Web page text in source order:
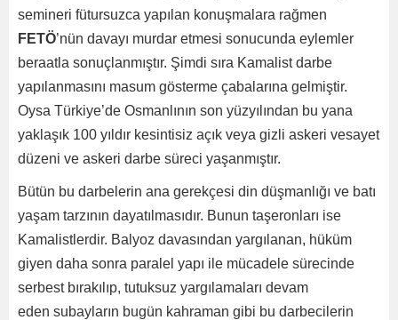
semineri fütursuzca yapılan konuşmalara rağmen
FETÖ’nün davayı murdar etmesi sonucunda eylemler
beraatla sonuçlanmıştır. Şimdi sıra Kamalist darbe
yapılanmasını masum gösterme çabalarına gelmiştir.
Oysa Türkiye’de Osmanlının son yüzyılından bu yana
yaklaşık 100 yıldır kesintisiz açık veya gizli askeri vesayet
düzeni ve askeri darbe süreci yaşanmıştır.
Bütün bu darbelerin ana gerekçesi din düşmanlığı ve batı
yaşam tarzının dayatılmasıdır. Bunun taşeronları ise
Kamalistlerdir. Balyoz davasından yargılanan, hüküm
giyen daha sonra paralel yapı ile mücadele sürecinde
serbest bırakılıp, tutuksuz yargılamaları devam
eden subayların bugün kahraman gibi bu darbecilerin